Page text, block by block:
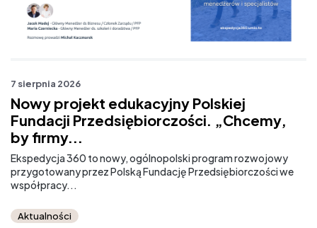
7 sierpnia 2026
Nowy projekt edukacyjny Polskiej
Fundacji Przedsiębiorczości. „Chcemy,
by firmy...
Ekspedycja 360 to nowy, ogólnopolski program rozwojowy
przygotowany przez Polską Fundację Przedsiębiorczości we
współpracy...
Aktualności